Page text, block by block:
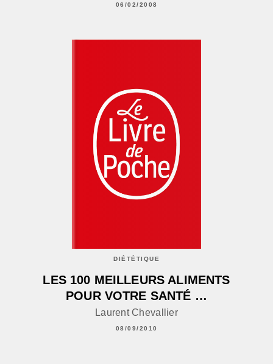
06/02/2008
DIÉTÉTIQUE
LES 100 MEILLEURS ALIMENTS
POUR VOTRE SANTÉ …
Laurent Chevallier
08/09/2010